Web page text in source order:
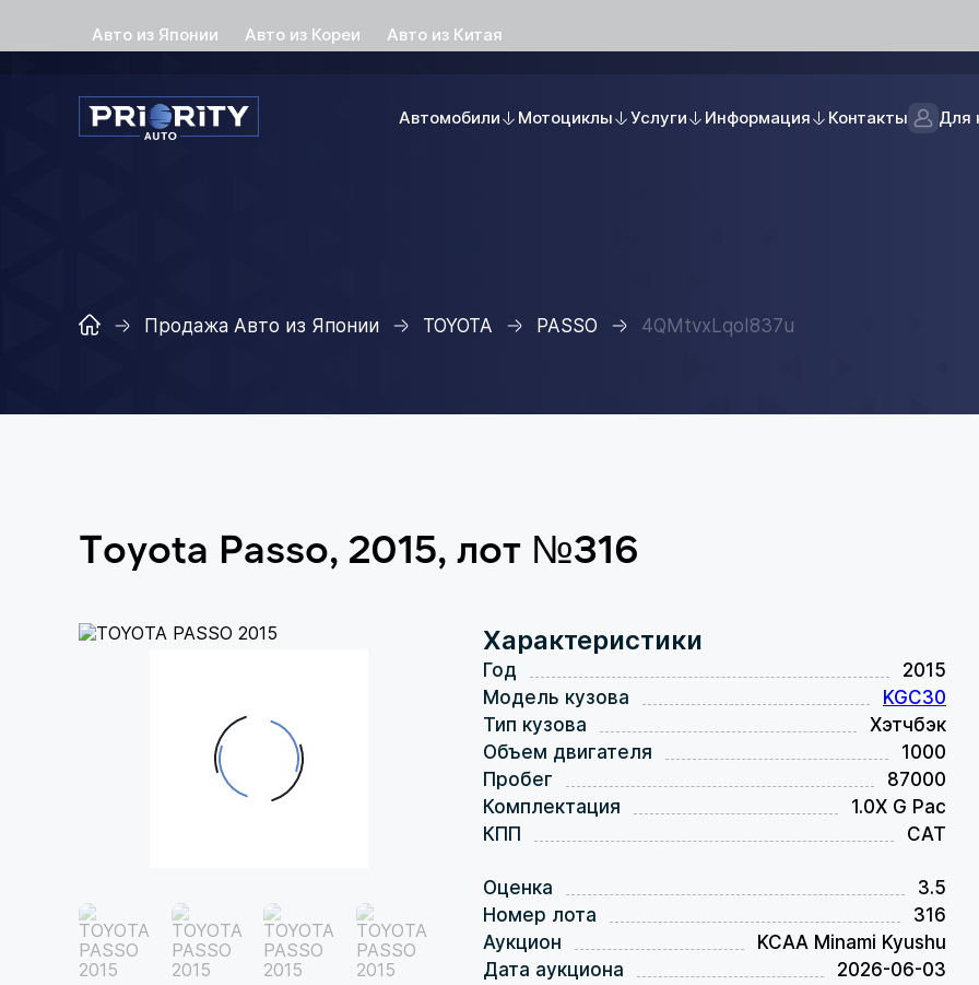
Авто из Японии Авто из Кореи Авто из Китая
Автомобили Мотоциклы Услуги Информация Контакты Для
Продажа Авто из Японии TOYOTA PASSO 4QMtvxLqoI837u
Toyota Passo, 2015, лот №316
Характеристики
Год
2015
Модель кузова
KGC30
Тип кузова
Хэтчбэк
Объем двигателя
1000
Пробег
87000
Комплектация
1.0X G Pac
КПП
CAT
Оценка
3.5
Номер лота
316
Аукцион
KCAA Minami Kyushu
Дата аукциона
2026-06-03